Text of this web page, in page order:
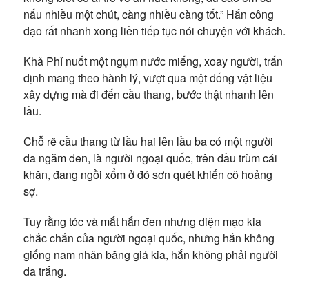
nấu nhiều một chút, càng nhiều càng tốt.” Hắn công
đạo rất nhanh xong liền tiếp tục nói chuyện với khách.
Khả Phỉ nuốt một ngụm nước miếng, xoay người, trấn
định mang theo hành lý, vượt qua một đống vật liệu
xây dựng mà đi đến cầu thang, bước thật nhanh lên
lầu.
Chỗ rẽ cầu thang từ lầu hai lên lầu ba có một người
da ngăm đen, là người ngoại quốc, trên đầu trùm cái
khăn, đang ngồi xổm ở đó sơn quét khiến cô hoảng
sợ.
Tuy rằng tóc và mắt hắn đen nhưng diện mạo kia
chắc chắn của người ngoại quốc, nhưng hắn không
giống nam nhân băng giá kia, hắn không phải người
da trắng.